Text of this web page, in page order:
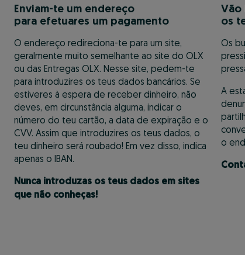
Enviam-te um endereço
para efetuares um pagamento
O endereço redireciona-te para um site,
geralmente muito semelhante ao site do OLX
ou das Entregas OLX. Nesse site, pedem-te
para introduzires os teus dados bancários. Se
estiveres à espera de receber dinheiro, não
deves, em circunstância alguma, indicar o
número do teu cartão, a data de expiração e o
CVV. Assim que introduzires os teus dados, o
teu dinheiro será roubado! Em vez disso, indica
apenas o IBAN.
Nunca introduzas os teus dados em sites
que não conheças!
Vão
os
Os
A
o